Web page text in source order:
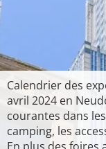
Calendrier des
avril 2024 en
courantes dans
camping, les